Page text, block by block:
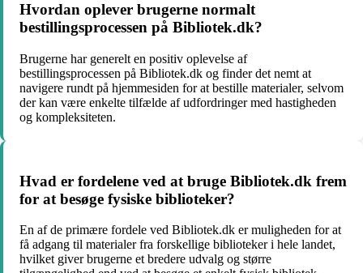
Hvordan oplever brugerne normalt
bestillingsprocessen på Bibliotek.dk?
Brugerne har generelt en positiv oplevelse af
bestillingsprocessen på Bibliotek.dk og finder det nemt at
navigere rundt på hjemmesiden for at bestille materialer, selvom
der kan være enkelte tilfælde af udfordringer med hastigheden
og kompleksiteten.
Hvad er fordelene ved at bruge Bibliotek.dk frem
for at besøge fysiske biblioteker?
En af de primære fordele ved Bibliotek.dk er muligheden for at
få adgang til materialer fra forskellige biblioteker i hele landet,
hvilket giver brugerne et bredere udvalg og større